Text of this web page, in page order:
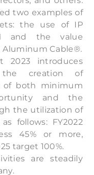
two examples of
the use of IP
and the value
Aluminum Cable®.
2023 introduces
creation of
of both minimum
and the
the utilization of
follows: FY2022
45% or more,
target 100%.
are steadily